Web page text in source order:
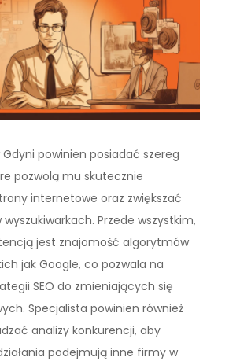
Gdyni powinien posiadać szereg
pozwolą mu skutecznie
internetowe oraz zwiększać
Przede wszystkim,
jest znajomość algorytmów
jak Google, co pozwala na
SEO do zmieniających się
Specjalista powinien również
analizy konkurencji, aby
podejmują inne firmy w